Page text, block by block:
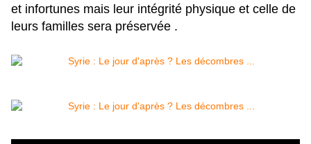
et infortunes mais leur intégrité physique et celle de
leurs familles sera préservée .